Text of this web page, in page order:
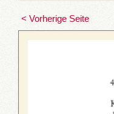
< Vorherige Seite